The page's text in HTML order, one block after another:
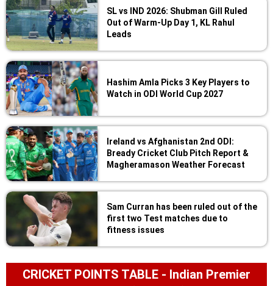
SL vs IND 2026: Shubman Gill Ruled
Out of Warm-Up Day 1, KL Rahul
Leads
Hashim Amla Picks 3 Key Players to
Watch in ODI World Cup 2027
Ireland vs Afghanistan 2nd ODI:
Bready Cricket Club Pitch Report &
Magheramason Weather Forecast
Sam Curran has been ruled out of the
first two Test matches due to
fitness issues
CRICKET POINTS TABLE - Indian Premier